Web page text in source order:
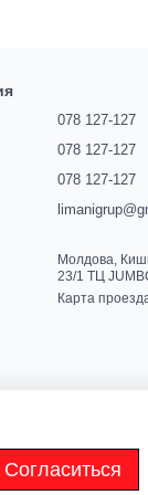
078 127-127
078 127-127
078 127-127
Молдова,
23/1 ТЦ
Карта
Согласиться